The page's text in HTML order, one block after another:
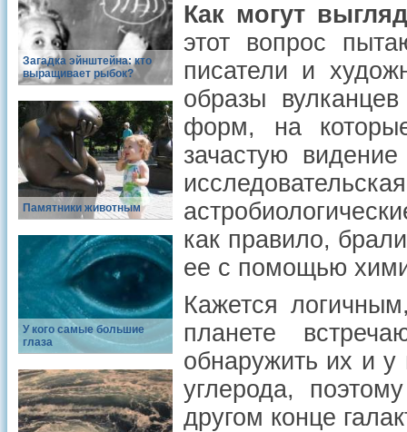
Загадка эйнштейна: кто
выращивает рыбок?
Памятники животным
У кого самые большие
глаза
Как могут
этот вопрос
писатели и
образы
форм, на
зачастую
как правило,
ее с помощью
Кажется
планете
обнаружить их и
углерода,
другом конце